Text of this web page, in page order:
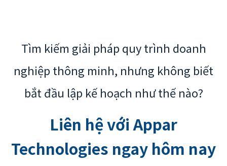
Tìm kiếm giải pháp quy trình doanh
nghiệp thông minh, nhưng không biết
bắt đầu lập kế hoạch như thế nào?
Liên hệ với Appar
Technologies ngay hôm nay